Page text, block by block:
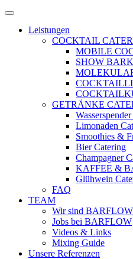
Zum
springen
Menü
öffnenLeistungen
COCKTAIL
MOBILE
SHOW
GETRÄNKE
Limonaden
Smoothies &
Bier Catering
Champagner
KAFFEE &
Glühwein
FAQ
TEAM
Wir sind BARFLOW
Jobs bei BARFLOW
Videos & Links
Mixing Guide
Unsere Referenzen